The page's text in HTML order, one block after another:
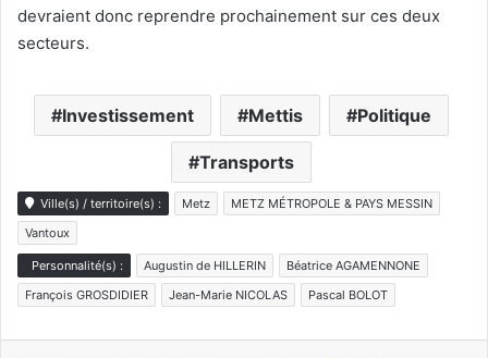
devraient donc reprendre prochainement sur ces deux
secteurs.
Investissement Mettis Politique
Transports
Ville(s) / territoire(s) : Metz
METZ MÉTROPOLE & PAYS MESSIN
Vantoux
Personnalité(s) : Augustin de HILLERIN
Béatrice AGAMENNONE
François GROSDIDIER
Jean-Marie NICOLAS Pascal BOLOT